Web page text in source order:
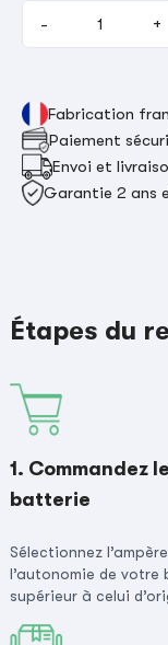
- +
Fabrication
Paiement
Envoi et
Garantie 2 ans
Étapes du
1. Commandez
batterie
Sélectionnez
l’autonomie de
supérieur à celui